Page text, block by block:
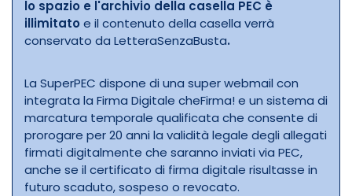
lo spazio e l'archivio della casella PEC è
illimitato e il contenuto della casella verrà
conservato da LetteraSenzaBusta.
La SuperPEC dispone di una super webmail con
integrata la Firma Digitale cheFirma! e un sistema di
marcatura temporale qualificata che consente di
prorogare per 20 anni la validità legale degli allegati
firmati digitalmente che saranno inviati via PEC,
anche se il certificato di firma digitale risultasse in
futuro scaduto, sospeso o revocato.